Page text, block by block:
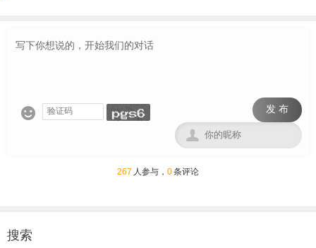
 发 布

267 人参与， 0条评论
搜索